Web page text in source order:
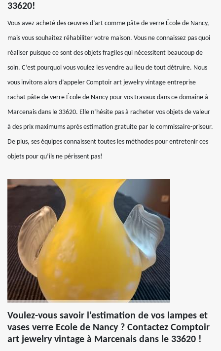
33620!
Vous avez acheté des œuvres d’art comme pâte de verre École de Nancy,
mais vous souhaitez réhabiliter votre maison. Vous ne connaissez pas quoi
réaliser puisque ce sont des objets fragiles qui nécessitent beaucoup de
soin. C’est pourquoi vous voulez les vendre au lieu de tout détruire. Nous
vous invitons alors d’appeler Comptoir art jewelry vintage entreprise
rachat pâte de verre École de Nancy pour vos travaux dans ce domaine à
Marcenais dans le 33620. Elle n’hésite pas à racheter vos objets de valeur
à des prix maximums après estimation gratuite par le commissaire-priseur.
De plus, ses équipes connaissent toutes les méthodes pour entretenir ces
objets pour qu’ils ne périssent pas!
Voulez-vous savoir l’estimation de vos lampes et
vases verre Ecole de Nancy ? Contactez Comptoir
art jewelry vintage à Marcenais dans le 33620 !